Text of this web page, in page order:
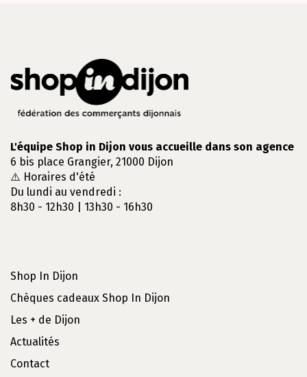
L'équipe Shop in Dijon vous accueille dans son agence
6 bis place Grangier, 21000 Dijon
⚠️ Horaires d'été
Du lundi au vendredi :
8h30 - 12h30 | 13h30 - 16h30
Shop In Dijon
Chèques cadeaux Shop In Dijon
Les + de Dijon
Actualités
Contact